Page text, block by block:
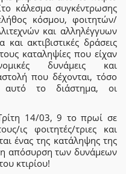
κάλεσμα συγκέντρωσης
κόσμου, φοιτητών/
και αλληλέγγυων
ακτιβιστικές δράσεις
καταληψίες που είχαν
δυνάμεις και
που δέχονται, τόσο
το διάστημα, οι
14/03, 9 το πρωί σε
ις φοιτητές/τριες και
ένας της κατάληψης της
απόσυρση των δυνάμεων
κτιρίου!